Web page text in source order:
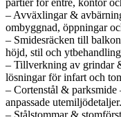
– Avväxlingar &
ombyggnad, öppningar
– Smidesräcken till
höjd, stil och
– Tillverkning av grindar
lösningar för infart och
– Cortenstål & parksmide
anpassade utemiljödetaljer.
– Stålstommar &